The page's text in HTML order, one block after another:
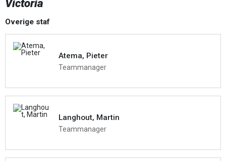
Victoria
Overige staf
Atema, Pieter
Teammanager
Langhout, Martin
Teammanager